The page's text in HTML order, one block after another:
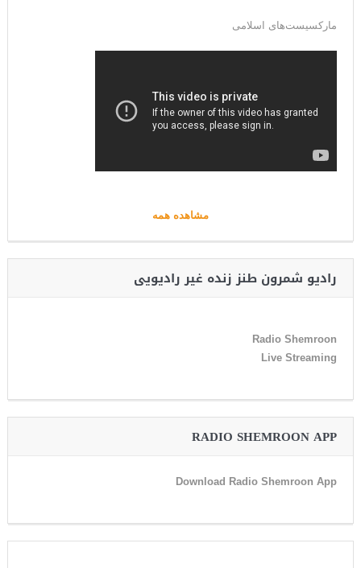
مارکسیست‌های اسلامی
مشاهده همه
رادیو شمرون طنز زنده غیر رادیویی
Radio Shemroon
Live Streaming
RADIO SHEMROON APP
Download Radio Shemroon App